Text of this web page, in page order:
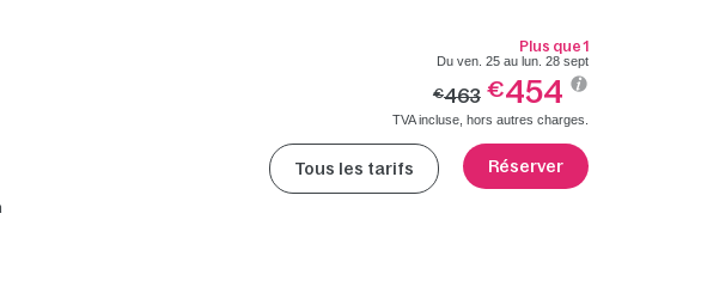
Plus que 1
Du ven. 25 au lun. 28 sept
€463 €454
TVA incluse, hors autres charges.
Tous les tarifs Réserver